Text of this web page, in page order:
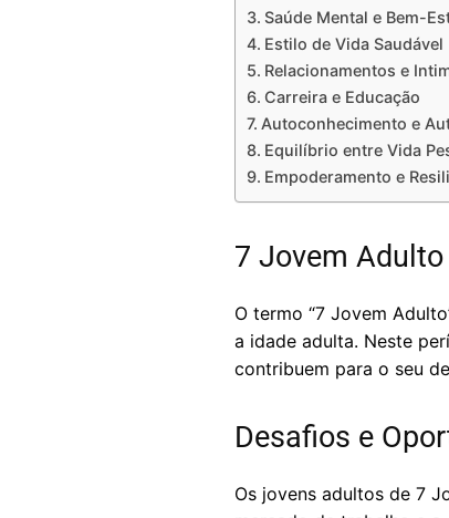
Saúde Mental e Bem-
Estilo de Vida Saudável
Relacionamentos e
Carreira e Educação
Autoconhecimento e
Equilíbrio entre Vida
Empoderamento e
7 Jovem Adulto
O termo “7 Jovem
a idade adulta. Neste
contribuem para o seu
Desafios e
Os jovens adultos de 7